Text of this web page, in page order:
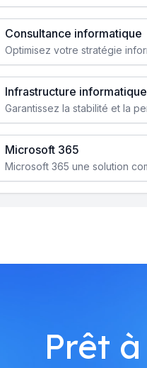
Consultance informatique
Infrastructure informatique
Microsoft 365
Prêt à